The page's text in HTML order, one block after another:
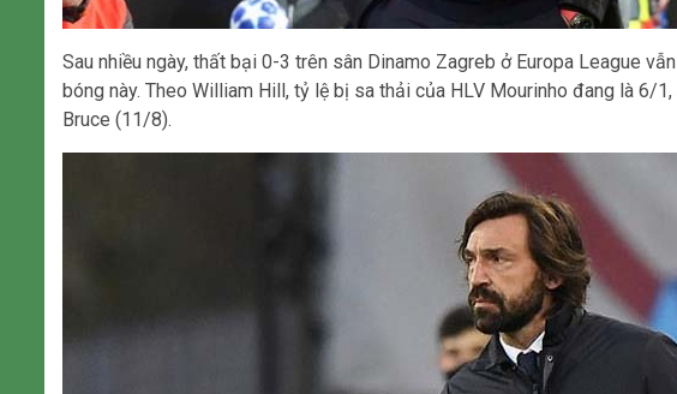
Sau nhiều ngày, thất bại 0-3 trên sân Dinamo Zagreb ở Europa League
bóng này. Theo William Hill, tỷ lệ bị sa thải của HLV Mourinho đang là 6/
Bruce (11/8).